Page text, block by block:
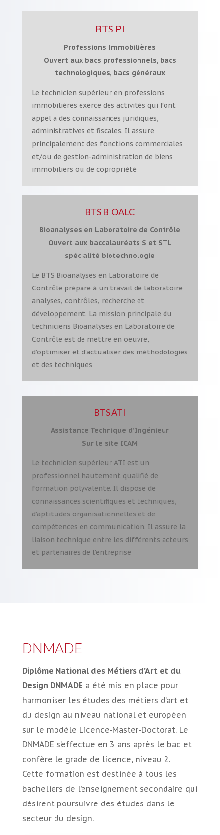
BTS PI
Professions Immobilières
Ouvert aux bacs professionnels, bacs
technologiques, bacs généraux
Le technicien supérieur en professions
immobilières exerce des activités qui font
appel à des connaissances juridiques,
administratives et fiscales. Il assure
principalement des fonctions commerciales
et/ou de gestion-administration de biens
immobiliers ou de copropriété
BTS BIOALC
Bioanalyses en Laboratoire de Contrôle
Ouvert aux baccalauréats S et STL
spécialité biotechnologie
Le BTS Bioanalyses en Laboratoire de
Contrôle prépare à un travail de laboratoire
analyses, contrôles, recherche et
développement. La mission principale du
techniciens Bioanalyses en Laboratoire de
Contrôle est de mettre en oeuvre,
d’optimiser et d’actualiser des méthodologies
et des techniques
BTS ATI
Assistance Technique d’Ingénieur
Sur le site ICAM
Le technicien supérieur ATI est un
professionnel hautement qualifié de
formation polyvalente. Il dispose de
connaissances scientifiques et techniques,
d’aptitudes organisationnelles et de
compétences en communication. Il assure la
liaison technique entre les différents acteurs
et partenaires de l’entreprise
DNMADE
Diplôme National des Métiers d’Art et du
Design DNMADE a été mis en place pour
harmoniser les études des métiers d’art et
du design au niveau national et européen
sur le modèle Licence-Master-Doctorat. Le
DNMADE s’effectue en 3 ans après le bac et
confère le grade de licence, niveau 2.
Cette formation est destinée à tous les
bacheliers de l’enseignement secondaire qui
désirent poursuivre des études dans le
secteur du design.